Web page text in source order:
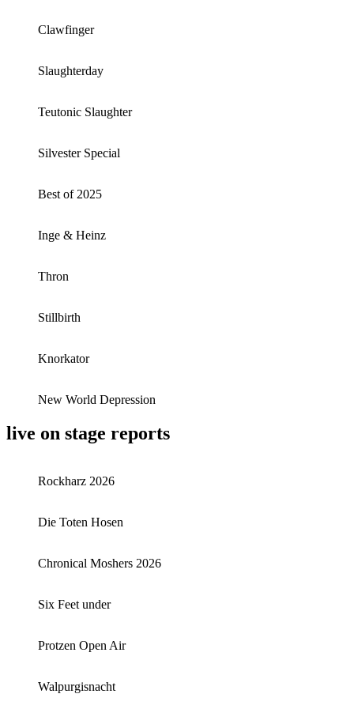
Clawfinger
Slaughterday
Teutonic Slaughter
Silvester Special
Best of 2025
Inge & Heinz
Thron
Stillbirth
Knorkator
New World Depression
live on stage reports
Rockharz 2026
Die Toten Hosen
Chronical Moshers 2026
Six Feet under
Protzen Open Air
Walpurgisnacht